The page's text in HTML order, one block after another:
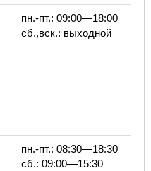
пн.-пт.: 09:00—18:00
сб.,вск.: выходной
пн.-пт.: 08:30—18:30
сб.: 09:00—15:30